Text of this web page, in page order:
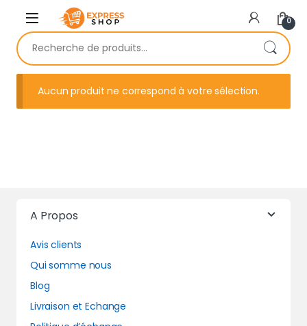
Skip to navigation
Skip to content
0
Recherche pour :
Aucun produit ne correspond à votre sélection.
A Propos
Avis clients
Qui somme nous
Blog
Livraison et Echange